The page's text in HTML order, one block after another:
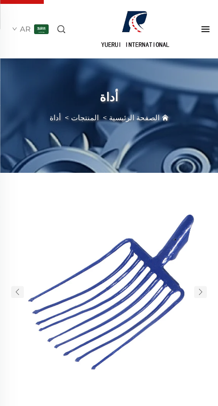
AR
أداة
الصفحة الرئيسية>المنتجات >أداة